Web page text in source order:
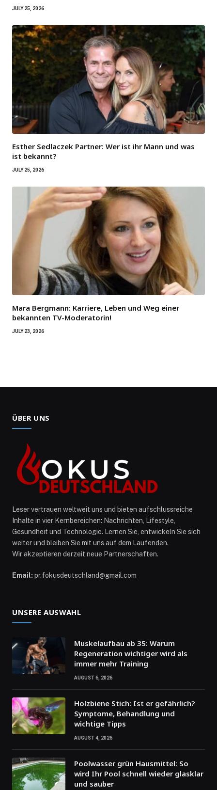
JULY 25, 2026
Esther Sedlaczek Partner: Wer ist ihr Mann und was
ist bekannt?
JULY 25, 2026
Mara Bergmann: Karriere, Leben und Weg einer
bekannten TV-Moderatorin!
JULY 23, 2026
ÜBER UNS
Leser vertrauen weltweit uns und bieten aufschlussreiche
Inhalte in vier Kernbereichen: Nachrichten, Lifestyle,
Gesundheit und Technologie. Lernen Sie, entwickeln Sie sich
weiter und bleiben Sie mit uns auf dem Laufenden.
Wir akzeptieren derzeit neue Partnerschaften.
Email: pr.fokusdeutschland@gmail.com
UNSERE AUSWAHL
Muskelaufbau ab 35: Warum
Regeneration wichtiger wird als
immer mehr Training
AUGUST 6, 2026
Holzbiene Stich: Ist er gefährlich?
Symptome, Behandlung und
wichtige Tipps
AUGUST 4, 2026
Poolwasser grün Hausmittel: So
wird Ihr Pool schnell wieder glasklar
und sauber